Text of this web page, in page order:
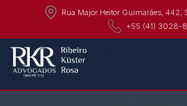
Rua Major Heitor Guimarães, 442,
+55 (41) 3028-